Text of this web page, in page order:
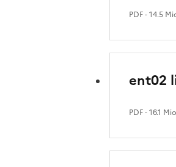
PDF- 14.5
ent02
PDF- 16.1 Mio